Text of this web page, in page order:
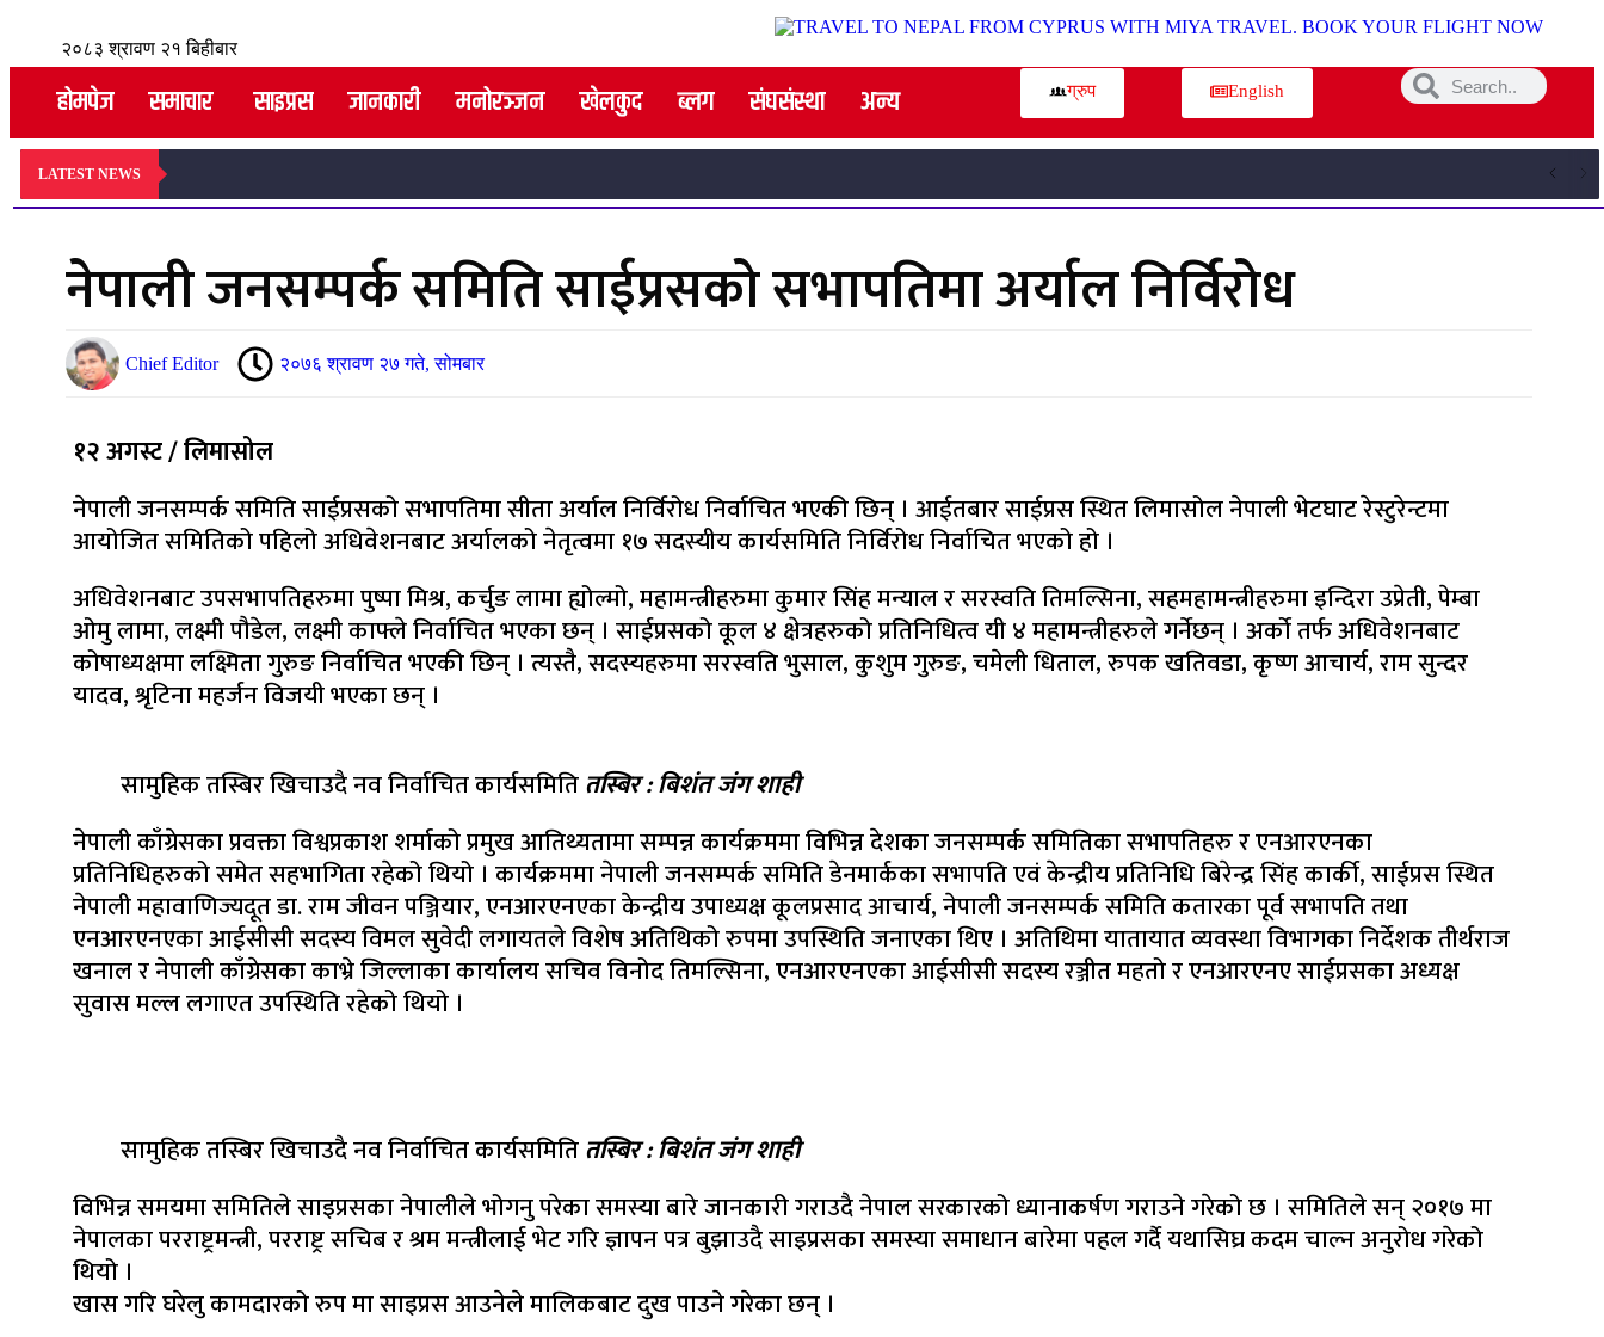
२०८३ श्रावण २१ बिहीबार
होमपेज समाचार साइप्रस जानकारी मनोरञ्जन खेलकुद ब्लग संघसंस्था अन्य ग्रुप English
LATEST NEWS
नेपाली जनसम्पर्क समिति साईप्रसको सभापतिमा अर्याल निर्विरोध
Chief Editor २०७६ श्रावण २७ गते, सोमबार
१२ अगस्ट / लिमासोल
नेपाली जनसम्पर्क समिति साईप्रसको सभापतिमा सीता अर्याल निर्विरोध निर्वाचित भएकी छिन् । आईतबार साईप्रस स्थित लिमासोल नेपाली भेटघाट रेस्टुरेन्टमा
आयोजित समितिको पहिलो अधिवेशनबाट अर्यालको नेतृत्वमा १७ सदस्यीय कार्यसमिति निर्विरोध निर्वाचित भएको हो ।
अधिवेशनबाट उपसभापतिहरुमा पुष्पा मिश्र, कर्चुङ लामा ह्योल्मो, महामन्त्रीहरुमा कुमार सिंह मन्याल र सरस्वति तिमल्सिना, सहमहामन्त्रीहरुमा इन्दिरा उप्रेती, पेम्बा
ओमु लामा, लक्ष्मी पौडेल, लक्ष्मी काफ्ले निर्वाचित भएका छन् । साईप्रसको कूल ४ क्षेत्रहरुको प्रतिनिधित्व यी ४ महामन्त्रीहरुले गर्नेछन् । अर्को तर्फ अधिवेशनबाट
कोषाध्यक्षमा लक्ष्मिता गुरुङ निर्वाचित भएकी छिन् । त्यस्तै, सदस्यहरुमा सरस्वति भुसाल, कुशुम गुरुङ, चमेली धिताल, रुपक खतिवडा, कृष्ण आचार्य, राम सुन्दर
यादव, श्रृटिना महर्जन विजयी भएका छन् ।
सामुहिक तस्बिर खिचाउदै नव निर्वाचित कार्यसमितितस्बिर : बिशंत जंग शाही
नेपाली काँग्रेसका प्रवक्ता विश्वप्रकाश शर्माको प्रमुख आतिथ्यतामा सम्पन्न कार्यक्रममा विभिन्न देशका जनसम्पर्क समितिका सभापतिहरु र एनआरएनका
प्रतिनिधिहरुको समेत सहभागिता रहेको थियो । कार्यक्रममा नेपाली जनसम्पर्क समिति डेनमार्कका सभापति एवं केन्द्रीय प्रतिनिधि बिरेन्द्र सिंह कार्की, साईप्रस स्थित
नेपाली महावाणिज्यदूत डा. राम जीवन पञ्जियार, एनआरएनएका केन्द्रीय उपाध्यक्ष कूलप्रसाद आचार्य, नेपाली जनसम्पर्क समिति कतारका पूर्व सभापति तथा
एनआरएनएका आईसीसी सदस्य विमल सुवेदी लगायतले विशेष अतिथिको रुपमा उपस्थिति जनाएका थिए । अतिथिमा यातायात व्यवस्था विभागका निर्देशक तीर्थराज
खनाल र नेपाली काँग्रेसका काभ्रे जिल्लाका कार्यालय सचिव विनोद तिमल्सिना, एनआरएनएका आईसीसी सदस्य रञ्जीत महतो र एनआरएनए साईप्रसका अध्यक्ष
सुवास मल्ल लगाएत उपस्थिति रहेको थियो ।
सामुहिक तस्बिर खिचाउदै नव निर्वाचित कार्यसमितितस्बिर : बिशंत जंग शाही
विभिन्न समयमा समितिले साइप्रसका नेपालीले भोगनु परेका समस्या बारे जानकारी गराउदै नेपाल सरकारको ध्यानाकर्षण गराउने गरेको छ । समितिले सन् २०१७ मा
नेपालका परराष्ट्रमन्त्री, परराष्ट्र सचिब र श्रम मन्त्रीलाई भेट गरि ज्ञापन पत्र बुझाउदै साइप्रसका समस्या समाधान बारेमा पहल गर्दै यथासिघ्र कदम चाल्न अनुरोध गरेको
थियो ।
खास गरि घरेलु कामदारको रुप मा साइप्रस आउनेले मालिकबाट दुख पाउने गरेका छन् ।